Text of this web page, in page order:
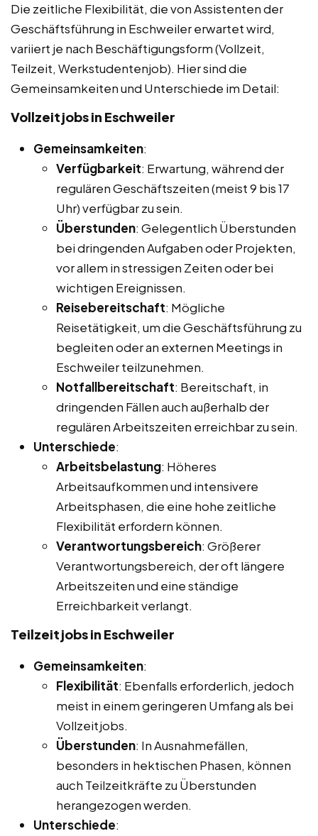
Die zeitliche Flexibilität, die von Assistenten der
Geschäftsführung in Eschweiler erwartet wird,
variiert je nach Beschäftigungsform (Vollzeit,
Teilzeit, Werkstudentenjob). Hier sind die
Gemeinsamkeiten und Unterschiede im Detail:
Vollzeitjobs in Eschweiler
Gemeinsamkeiten:
Verfügbarkeit: Erwartung, während der
regulären Geschäftszeiten (meist 9 bis 17
Uhr) verfügbar zu sein.
Überstunden: Gelegentlich Überstunden
bei dringenden Aufgaben oder Projekten,
vor allem in stressigen Zeiten oder bei
wichtigen Ereignissen.
Reisebereitschaft: Mögliche
Reisetätigkeit, um die Geschäftsführung zu
begleiten oder an externen Meetings in
Eschweiler teilzunehmen.
Notfallbereitschaft: Bereitschaft, in
dringenden Fällen auch außerhalb der
regulären Arbeitszeiten erreichbar zu sein.
Unterschiede:
Arbeitsbelastung: Höheres
Arbeitsaufkommen und intensivere
Arbeitsphasen, die eine hohe zeitliche
Flexibilität erfordern können.
Verantwortungsbereich: Größerer
Verantwortungsbereich, der oft längere
Arbeitszeiten und eine ständige
Erreichbarkeit verlangt.
Teilzeitjobs in Eschweiler
Gemeinsamkeiten:
Flexibilität: Ebenfalls erforderlich, jedoch
meist in einem geringeren Umfang als bei
Vollzeitjobs.
Überstunden: In Ausnahmefällen,
besonders in hektischen Phasen, können
auch Teilzeitkräfte zu Überstunden
herangezogen werden.
Unterschiede: